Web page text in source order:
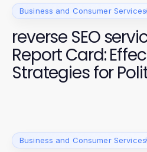
Business and Consumer Services
reverse SEO
Report Card:
Strategies for
Campaigns
Business and Consumer Services